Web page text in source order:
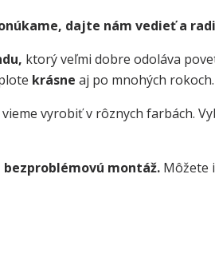
dajte nám vedieť a
ktorý veľmi dobre odoláva
krásne aj po mnohých rokoch.
vyrobiť v rôznych farbách.
montáž. Môžete